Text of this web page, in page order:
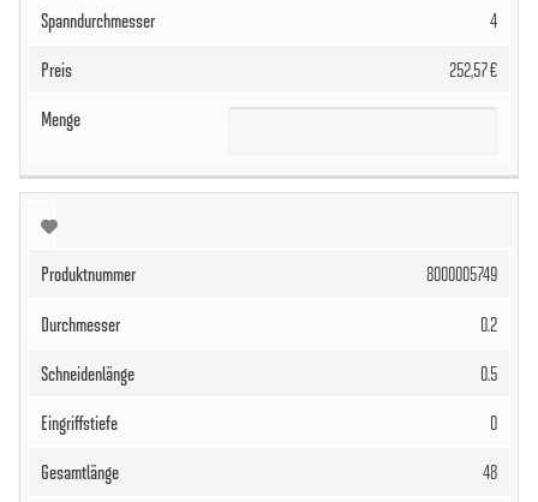
4
252,57 €
8000005749
0.2
0.5
0
48